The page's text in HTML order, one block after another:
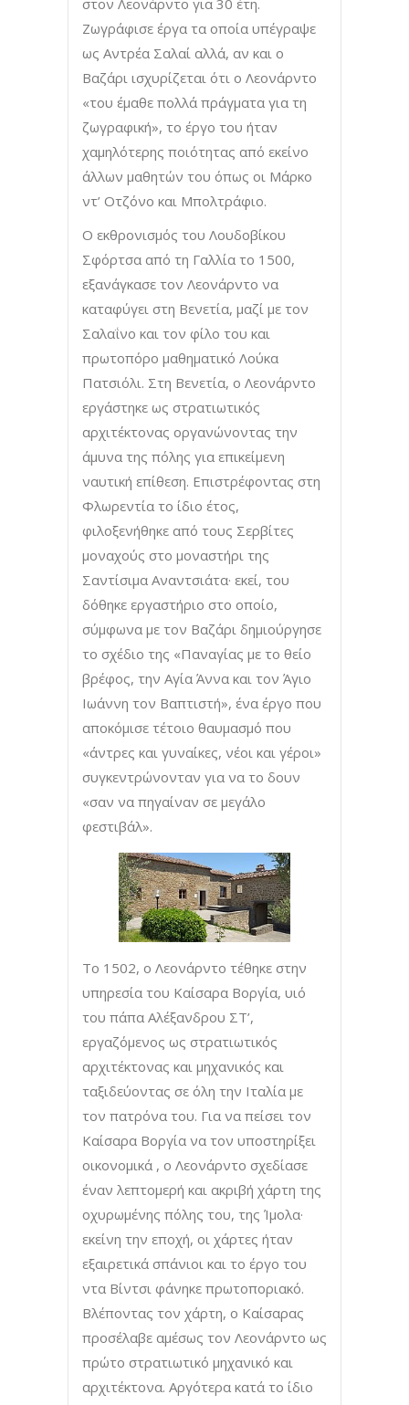
Ζωγράφισε έργα τα οποία υπέγραψε
ως Αντρέα Σαλαί αλλά, αν και ο
Βαζάρι ισχυρίζεται ότι ο Λεονάρντο
«του έμαθε πολλά πράγματα για τη
ζωγραφική», το έργο του ήταν
χαμηλότερης ποιότητας από εκείνο
άλλων μαθητών του όπως οι Μάρκο
ντ’ Οτζόνο και Μπολτράφιο.
Ο εκθρονισμός του Λουδοβίκου
Σφόρτσα από τη Γαλλία το 1500,
εξανάγκασε τον Λεονάρντο να
καταφύγει στη Βενετία, μαζί με τον
Σαλαΐνο και τον φίλο του και
πρωτοπόρο μαθηματικό Λούκα
Πατσιόλι. Στη Βενετία, ο Λεονάρντο
εργάστηκε ως στρατιωτικός
αρχιτέκτονας οργανώνοντας την
άμυνα της πόλης για επικείμενη
ναυτική επίθεση. Επιστρέφοντας στη
Φλωρεντία το ίδιο έτος,
φιλοξενήθηκε από τους Σερβίτες
μοναχούς στο μοναστήρι της
Σαντίσιμα Αναντσιάτα· εκεί, του
δόθηκε εργαστήριο στο οποίο,
σύμφωνα με τον Βαζάρι δημιούργησε
το σχέδιο της «Παναγίας με το θείο
βρέφος, την Αγία Άννα και τον Άγιο
Ιωάννη τον Βαπτιστή», ένα έργο που
αποκόμισε τέτοιο θαυμασμό που
«άντρες και γυναίκες, νέοι και γέροι»
συγκεντρώνονταν για να το δουν
«σαν να πηγαίναν σε μεγάλο
φεστιβάλ».
Το 1502, ο Λεονάρντο τέθηκε στην
υπηρεσία του Καίσαρα Βοργία, υιό
του πάπα Αλέξανδρου ΣΤ’,
εργαζόμενος ως στρατιωτικός
αρχιτέκτονας και μηχανικός και
ταξιδεύοντας σε όλη την Ιταλία με
τον πατρόνα του. Για να πείσει τον
Καίσαρα Βοργία να τον υποστηρίξει
οικονομικά , ο Λεονάρντο σχεδίασε
έναν λεπτομερή και ακριβή χάρτη της
οχυρωμένης πόλης του, της Ίμολα·
εκείνη την εποχή, οι χάρτες ήταν
εξαιρετικά σπάνιοι και το έργο του
ντα Βίντσι φάνηκε πρωτοποριακό.
Βλέποντας τον χάρτη, ο Καίσαρας
προσέλαβε αμέσως τον Λεονάρντο ως
πρώτο στρατιωτικό μηχανικό και
αρχιτέκτονα. Αργότερα κατά το ίδιο